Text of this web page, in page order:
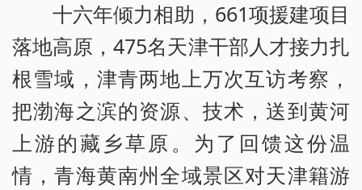
十六年倾力相助，661项援建项目
落地高原，475名天津干部人才接力扎
根雪域，津青两地上万次互访考察，
把渤海之滨的资源、技术，送到黄河
上游的藏乡草原。为了回馈这份温
情，青海黄南州全域景区对天津籍游